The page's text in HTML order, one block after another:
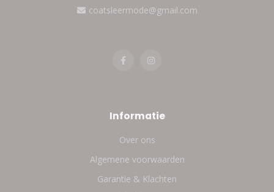
coatsleermode@gmail.com
Informatie
Over ons
Algemene voorwaarden
Garantie & Klachten